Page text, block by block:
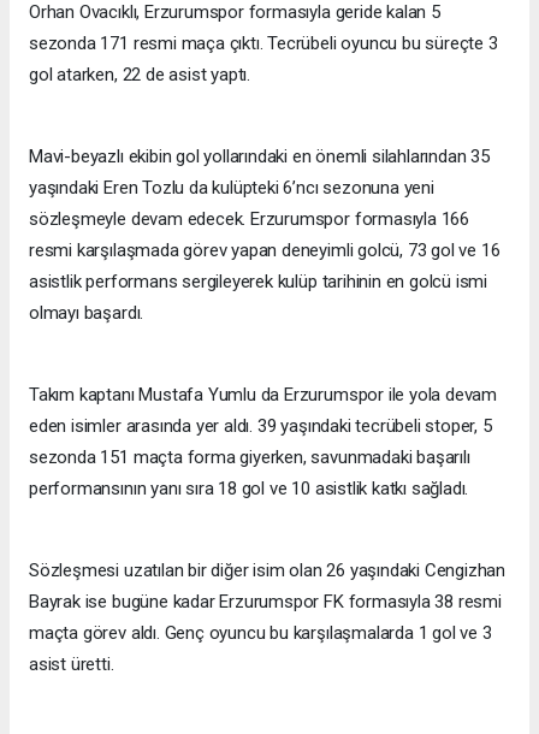
Orhan Ovacıklı, Erzurumspor formasıyla geride kalan 5
sezonda 171 resmi maça çıktı. Tecrübeli oyuncu bu süreçte 3
gol atarken, 22 de asist yaptı.
Mavi-beyazlı ekibin gol yollarındaki en önemli silahlarından 35
yaşındaki Eren Tozlu da kulüpteki 6’ncı sezonuna yeni
sözleşmeyle devam edecek. Erzurumspor formasıyla 166
resmi karşılaşmada görev yapan deneyimli golcü, 73 gol ve 16
asistlik performans sergileyerek kulüp tarihinin en golcü ismi
olmayı başardı.
Takım kaptanı Mustafa Yumlu da Erzurumspor ile yola devam
eden isimler arasında yer aldı. 39 yaşındaki tecrübeli stoper, 5
sezonda 151 maçta forma giyerken, savunmadaki başarılı
performansının yanı sıra 18 gol ve 10 asistlik katkı sağladı.
Sözleşmesi uzatılan bir diğer isim olan 26 yaşındaki Cengizhan
Bayrak ise bugüne kadar Erzurumspor FK formasıyla 38 resmi
maçta görev aldı. Genç oyuncu bu karşılaşmalarda 1 gol ve 3
asist üretti.